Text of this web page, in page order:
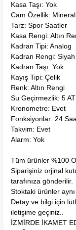
Kasa Taşı: Yok
Cam Özellik: Mineral
Tarz: Spor Saatler
Kasa Rengi: Altın
Kadran Tipi: Analog
Kadran Rengi: Siyah
Kadran Taşı: Yok
Kayış Tipi: Çelik
Renk: Altın Rengi
Su Geçirmezlik: 5
Kronometre: Evet
Fonksiyonlar: 24
Takvim: Evet
Alarm: Yok
Tüm ürünler %100
Siparişiniz orjinal
tarafınıza gönderilir.
Stoktaki ürünler
Detay ve bilgi için
iletişime geçiniz..
İZMİRDE İKAMET